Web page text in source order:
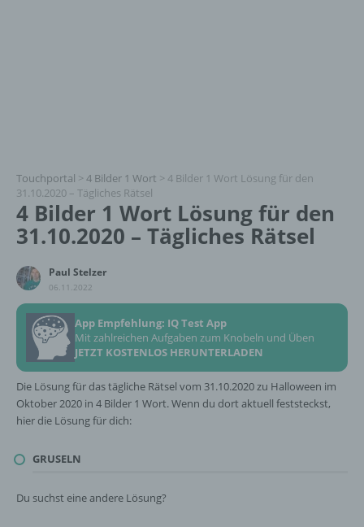
Touchportal > 4 Bilder 1 Wort > 4 Bilder 1 Wort Lösung für den
31.10.2020 – Tägliches Rätsel
4 Bilder 1 Wort Lösung für den
31.10.2020 – Tägliches Rätsel
Paul Stelzer
06.11.2022
App Empfehlung: IQ Test App
Mit zahlreichen Aufgaben zum Knobeln und Üben
JETZT KOSTENLOS HERUNTERLADEN
Die Lösung für das tägliche Rätsel vom 31.10.2020 zu Halloween im
Oktober 2020 in 4 Bilder 1 Wort. Wenn du dort aktuell feststeckst,
hier die Lösung für dich:
GRUSELN
Du suchst eine andere Lösung?